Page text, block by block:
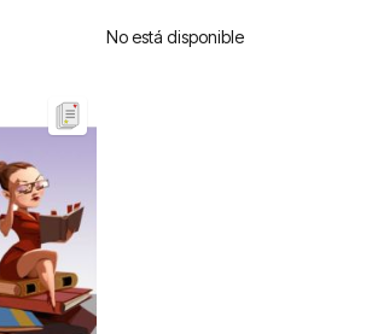
No está disponible